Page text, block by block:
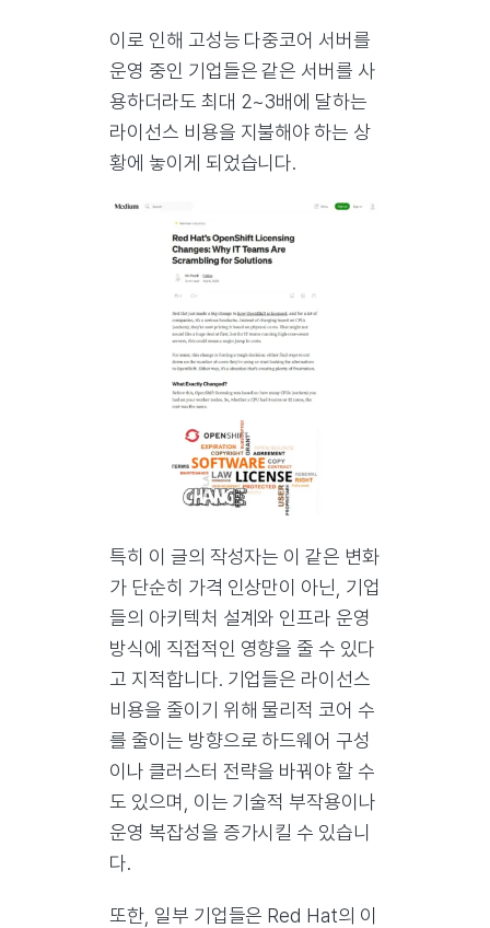
이로 인해 고성능 다중코어 서버를
운영 중인 기업들은 같은 서버를 사
용하더라도 최대 2~3배에 달하는
라이선스 비용을 지불해야 하는 상
황에 놓이게 되었습니다.
특히 이 글의 작성자는 이 같은 변화
가 단순히 가격 인상만이 아닌, 기업
들의 아키텍처 설계와 인프라 운영
방식에 직접적인 영향을 줄 수 있다
고 지적합니다. 기업들은 라이선스
비용을 줄이기 위해 물리적 코어 수
를 줄이는 방향으로 하드웨어 구성
이나 클러스터 전략을 바꿔야 할 수
도 있으며, 이는 기술적 부작용이나
운영 복잡성을 증가시킬 수 있습니
다.
또한, 일부 기업들은 Red Hat의 이